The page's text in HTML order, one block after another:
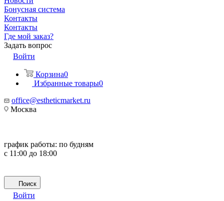
Бонусная система
Контакты
Контакты
Где мой заказ?
Задать вопрос
Войти
Корзина0
Избранные товары0
office@estheticmarket.ru
Москва
график работы: по будням
с 11:00 до 18:00
Поиск
Войти